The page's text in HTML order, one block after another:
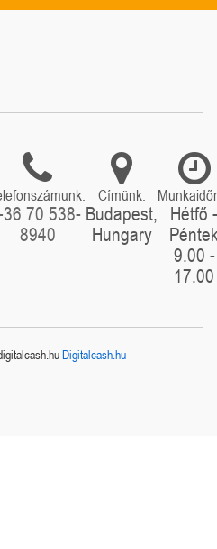
70 538-
8940
Címünk:
Budapest,
Hungary
Hétfő -
9.00 -
17.00
Digitalcash.hu